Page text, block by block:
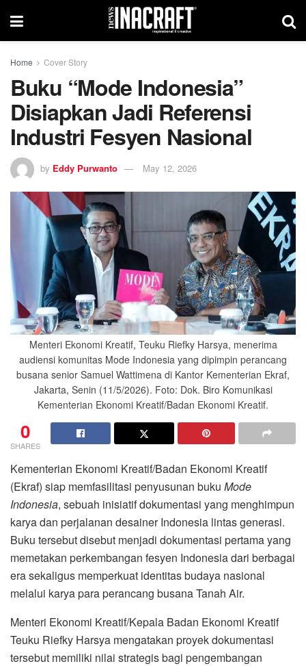
Home Cover Story
Buku “Mode Indonesia”
Disiapkan Jadi Referensi
Industri Fesyen Nasional
by Eddy Purwanto May 12, 2026
Menteri Ekonomi Kreatif, Teuku Riefky Harsya, menerima
audiensi komunitas Mode Indonesia yang dipimpin perancang
busana senior Samuel Wattimena di Kantor Kementerian Ekraf,
Jakarta, Senin (11/5/2026). Foto: Dok. Biro Komunikasi
Kementerian Ekonomi Kreatif/Badan Ekonomi Kreatif.
0
SHARES
Kementerian Ekonomi Kreatif/Badan Ekonomi Kreatif
(Ekraf) siap memfasilitasi penyusunan buku Mode
Indonesia, sebuah inisiatif dokumentasi yang menghimpun
karya dan perjalanan desainer Indonesia lintas generasi.
Buku tersebut disebut menjadi dokumentasi pertama yang
memetakan perkembangan fesyen Indonesia dari berbagai
era sekaligus memperkuat identitas budaya nasional
melalui karya para perancang busana Tanah Air.
Menteri Ekonomi Kreatif/Kepala Badan Ekonomi Kreatif
Teuku Riefky Harsya mengatakan proyek dokumentasi
tersebut memiliki nilai strategis bagi pengembangan